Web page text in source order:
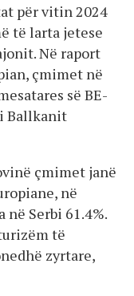
për vitin 2024
të larta jetese
Në raport
çmimet në
së BE-
Ballkanit
çmimet janë
në
në Serbi 61.4%.
të
zyrtare,